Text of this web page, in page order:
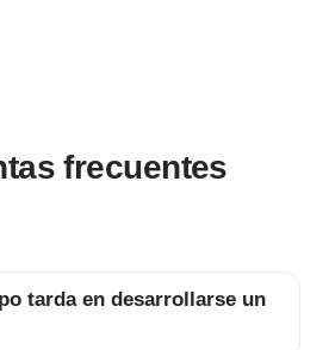
frecuentes
tarda en desarrollarse un